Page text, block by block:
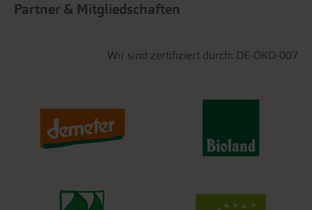
Partner & Mitgliedschaften
Wir sind zertifiziert durch: DE-ÖKO-007